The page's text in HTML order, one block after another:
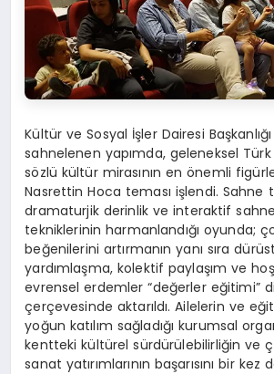
Kültür ve Sosyal İşler Dairesi
sahnelenen yapımda, geleneksel
sözlü kültür mirasının en önemli
Nasrettin Hoca teması işlendi. Sahne
dramaturjik derinlik ve interaktif
tekniklerinin harmanlandığı oyunda;
beğenilerini artırmanın yanı sıra
yardımlaşma, kolektif paylaşım ve
evrensel erdemler “değerler eğitimi”
çerçevesinde aktarıldı. Ailelerin ve
yoğun katılım sağladığı kurumsal
kentteki kültürel sürdürülebilirliğin ve
sanat yatırımlarının başarısını bir